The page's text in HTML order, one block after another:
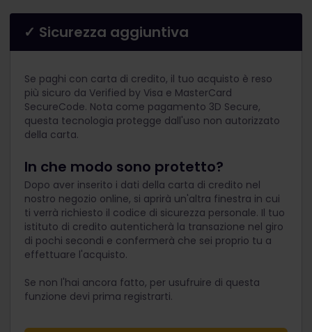
✓ Sicurezza aggiuntiva
Se paghi con carta di credito, il tuo acquisto è reso
più sicuro da Verified by Visa e MasterCard
SecureCode. Nota come pagamento 3D Secure,
questa tecnologia protegge dall'uso non autorizzato
della carta.
In che modo sono protetto?
Dopo aver inserito i dati della carta di credito nel
nostro negozio online, si aprirà un'altra finestra in cui
ti verrà richiesto il codice di sicurezza personale. Il tuo
istituto di credito autenticherà la transazione nel giro
di pochi secondi e confermerà che sei proprio tu a
effettuare l'acquisto.
Se non l'hai ancora fatto, per usufruire di questa
funzione devi prima registrarti.